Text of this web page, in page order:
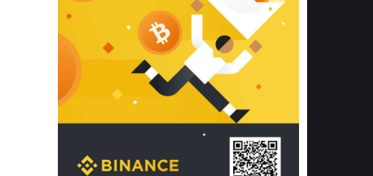
phòng ngủ đối với sức khỏe con
người tại Sleep Foundation (External
Link) để có cái nhìn toàn diện hơn.
2. Các tiêu chí vàng khi lựa chọn
chăn ga gối đệm cao cấp cho phòng
ngủ
Để sở hữu một bộ chăn ga gối đệm
cao cấp hoàn hảo cả về thẩm mỹ lẫn
công năng, người tiêu dùng cần cân
nhắc kỹ lưỡng các tiêu chí quan trọng